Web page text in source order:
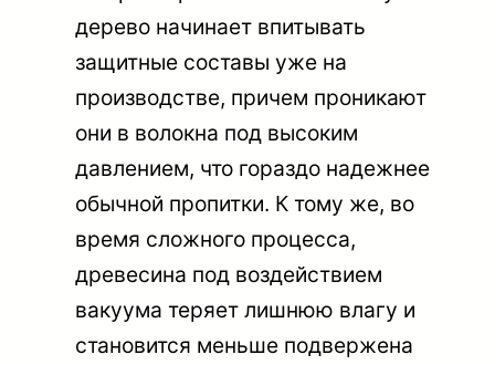
дерево начинает впитывать
защитные составы уже на
производстве, причем проникают
они в волокна под высоким
давлением, что гораздо надежнее
обычной пропитки. К тому же, во
время сложного процесса,
древесина под воздействием
вакуума теряет лишнюю влагу и
становится меньше подвержена